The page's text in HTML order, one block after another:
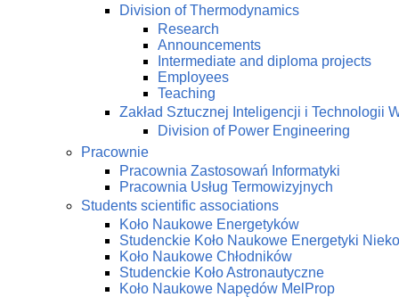
Division of Thermodynamics
Research
Announcements
Intermediate and diploma projects
Employees
Teaching
Zakład Sztucznej Inteligencji i Technologii
Division of Power Engineering
Pracownie
Pracownia Zastosowań Informatyki
Pracownia Usług Termowizyjnych
Students scientific associations
Koło Naukowe Energetyków
Studenckie Koło Naukowe Energetyki
Koło Naukowe Chłodników
Studenckie Koło Astronautyczne
Koło Naukowe Napędów MelProp